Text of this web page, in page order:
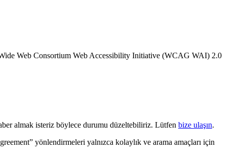
Web Consortium Web Accessibility Initiative (WCAG WAI) 2.0
almak isteriz böylece durumu düzeltebiliriz. Lütfen bize ulaşın.
yönlendirmeleri yalnızca kolaylık ve arama amaçları için